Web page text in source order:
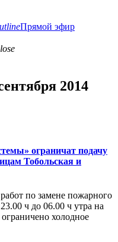
Прямой эфир
2014
ограничат подачу
Тобольская и
по замене пожарного
ч до 06.00 ч утра на
холодное